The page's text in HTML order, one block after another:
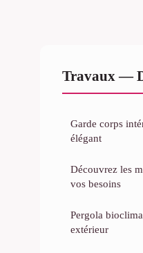
Travaux —
Garde corps
élégant
Découvrez les
vos besoins
Pergola
extérieur